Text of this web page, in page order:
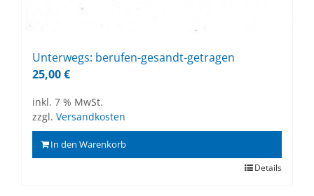
Un­ter­wegs: be­ru­fen-ge­sandt-ge­tra­gen
25,00€
inkl. 7 % MwSt.
zzgl. Versandkosten
In den Warenkorb
Details